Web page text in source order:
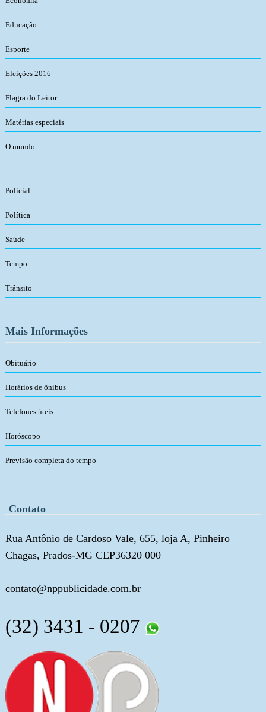
Educação
Esporte
Eleições 2016
Flagra do Leitor
Matérias especiais
O mundo
Policial
Política
Saúde
Tempo
Trânsito
Mais Informações
Obituário
Horários de ônibus
Telefones úteis
Horóscopo
Previsão completa do tempo
Contato
Rua Antônio de Cardoso Vale, 655, loja A, Pinheiro
Chagas, Prados-MG CEP36320 000
contato@nppublicidade.com.br
(32) 3431 - 0207